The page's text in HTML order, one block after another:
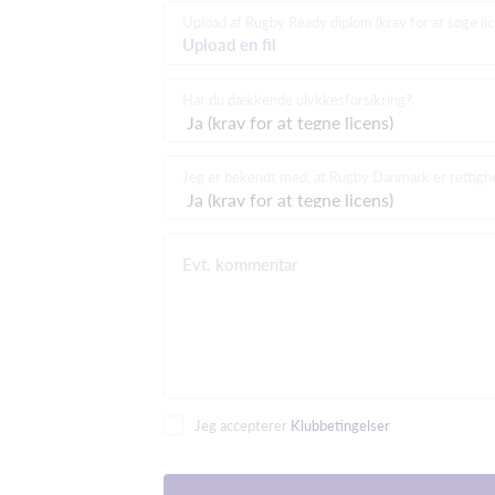
Upload en fil
Evt. kommentar
Jeg accepterer Klubbetingelser